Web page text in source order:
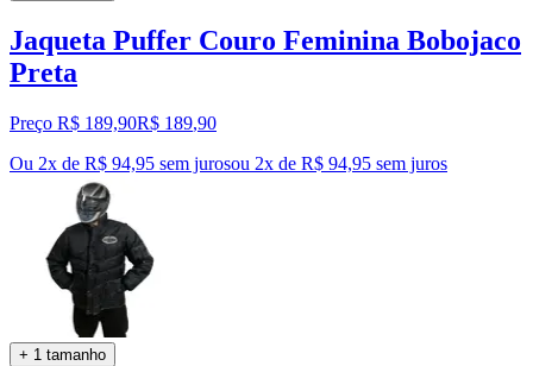
Jaqueta Puffer Couro Feminina Bobojaco
Preta
Preço R$ 189,90R$ 189,90
Ou 2x de R$ 94,95 sem jurosou 2x de R$ 94,95 sem juros
+ 1 tamanho